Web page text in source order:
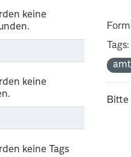
keine
keine
keine Tags
Tags:
Bitte